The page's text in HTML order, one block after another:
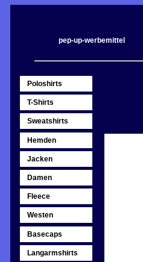
pep-up-werbemittel
Poloshirts
T-Shirts
Sweatshirts
Hemden
Jacken
Damen
Fleece
Westen
Basecaps
Langarmshirts